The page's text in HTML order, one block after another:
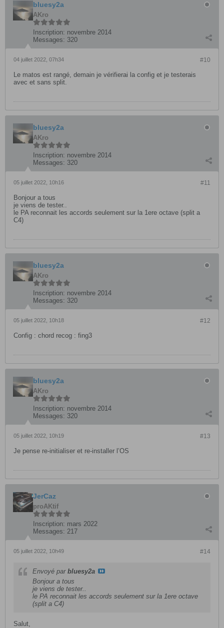
bluesy2a
AKro
Inscription: novembre 2014
Messages: 320
#10
04 juillet 2022, 07h34
Le matos est rangé, demain je vérifierai la config et je testerais
avec et sans split.
bluesy2a
AKro
Inscription: novembre 2014
Messages: 320
#11
05 juillet 2022, 10h16
Bonjour a tous
je viens de tester..
le PA reconnait les accords seulement sur la 1ere octave (split a
C4)
bluesy2a
AKro
Inscription: novembre 2014
Messages: 320
#12
05 juillet 2022, 10h18
Config : chord recog : fing3
bluesy2a
AKro
Inscription: novembre 2014
Messages: 320
#13
05 juillet 2022, 10h19
Je pense re-initialiser et re-installer l’OS
JerCaz
proAKtif
Inscription: mars 2022
Messages: 217
#14
05 juillet 2022, 10h49
Envoyé par bluesy2a
Bonjour a tous
je viens de tester..
le PA reconnait les accords seulement sur la 1ere octave
(split a C4)
Salut,